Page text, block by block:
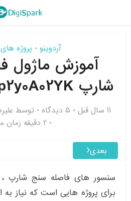
آردوینو • پروژه های
آموزش ماژول
شارپ Gp2y0A02YK با ‌آردوینو
11 سال قبل ۵ دیدگاه توسط
2 دقیقه زمان مطالعه
بعدی
سنسور های فاصله سنج شارپ ،
برای پروژه هایی است که نیاز به